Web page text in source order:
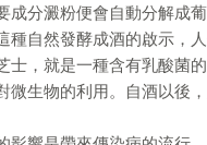
成分澱粉便會自動分解成
自然發酵成酒的啟示，
士，就是一種含有乳酸菌
微生物的利用。自酒以後